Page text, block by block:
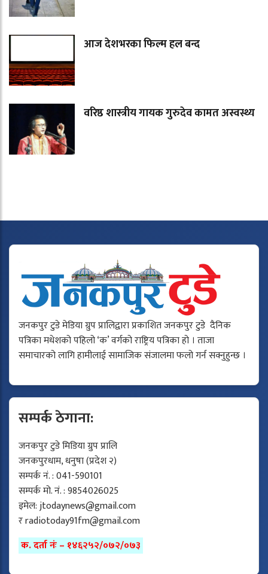
आज देशभरका फिल्म हल बन्द
वरिष्ठ शास्त्रीय गायक गुरुदेव कामत अस्वस्थ्य
जनकपुर टुडे मेडिया ग्रुप प्रालिद्वारा प्रकाशित जनकपुर टुडे दैनिक
पत्रिका मधेशको पहिलो ‘क’ वर्गको राष्ट्रिय पत्रिका हो । ताजा
समाचारको लागि हामीलाई सामाजिक संजालमा फलो गर्न सक्नुहुन्छ ।
सम्पर्क ठेगाना:
जनकपुर टुडे मिडिया ग्रुप प्रालि
जनकपुरधाम, धनुषा (प्रदेश २)
सम्पर्क नं. : 041-590101
सम्पर्क मो. नं. : 9854026025
इमेल:jtodaynews@gmail.com
रradiotoday91fm@gmail.com
क. दर्ता नंः – १४६२५२/०७२/०७३